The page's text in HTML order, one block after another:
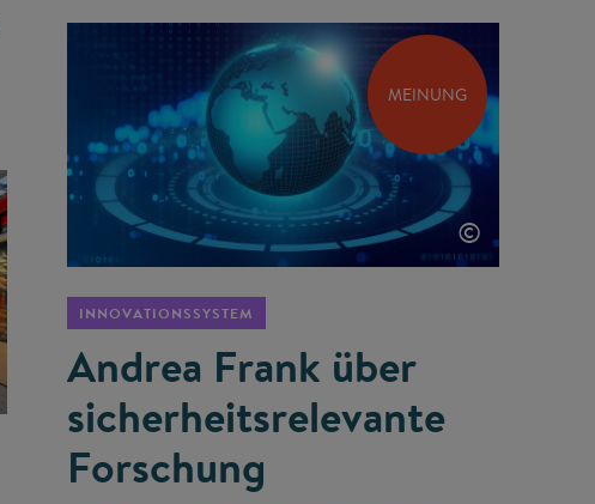
MEINUNG
©
INNOVATIONSSYSTEM
Andrea Frank über
sicherheits­relevante
Forschung